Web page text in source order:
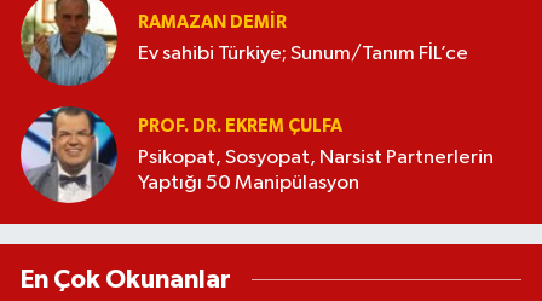
RAMAZAN DEMİR
Ev sahibi Türkiye; Sunum/Tanım FİL’ce
PROF. DR. EKREM ÇULFA
Psikopat, Sosyopat, Narsist Partnerlerin
Yaptığı 50 Manipülasyon
En Çok Okunanlar